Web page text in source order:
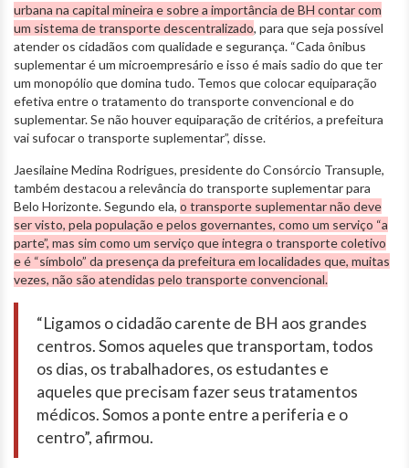
urbana na capital mineira e sobre a importância de BH contar com
um sistema de transporte descentralizado, para que seja possível
atender os cidadãos com qualidade e segurança. “Cada ônibus
suplementar é um microempresário e isso é mais sadio do que ter
um monopólio que domina tudo. Temos que colocar equiparação
efetiva entre o tratamento do transporte convencional e do
suplementar. Se não houver equiparação de critérios, a prefeitura
vai sufocar o transporte suplementar”, disse.
Jaesilaine Medina Rodrigues, presidente do Consórcio Transuple,
também destacou a relevância do transporte suplementar para
Belo Horizonte. Segundo ela, o transporte suplementar não deve
ser visto, pela população e pelos governantes, como um serviço “a
parte”, mas sim como um serviço que integra o transporte coletivo
e é “símbolo” da presença da prefeitura em localidades que, muitas
vezes, não são atendidas pelo transporte convencional.
“Ligamos o cidadão carente de BH aos grandes
centros. Somos aqueles que transportam, todos
os dias, os trabalhadores, os estudantes e
aqueles que precisam fazer seus tratamentos
médicos. Somos a ponte entre a periferia e o
centro”, afirmou.